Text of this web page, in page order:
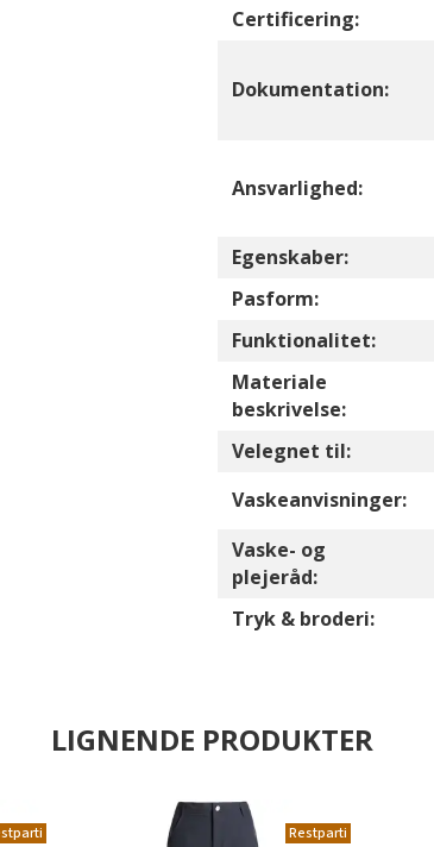
Certificering:
Dokumentation:
Ansvarlighed:
Egenskaber:
Pasform:
Funktionalitet:
Materiale
beskrivelse:
Velegnet til:
Vaskeanvisninger:
Vaske- og
plejeråd:
Tryk & broderi:
LIGNENDE PRODUKTER
Restparti